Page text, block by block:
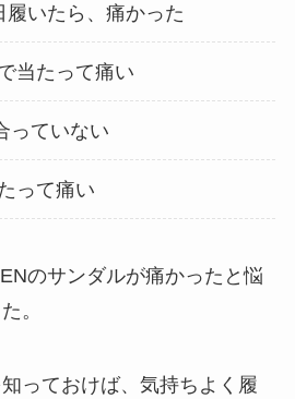
履いたら、痛かった
当たって痛い
っていない
って痛い
のサンダルが痛かったと悩
。
っておけば、気持ちよく履